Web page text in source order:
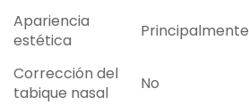
Apariencia
estética
Principalmente
Corrección del
tabique nasal
No